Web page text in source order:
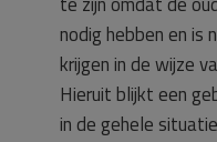
nodig hebben en is
krijgen in de wijze
Hieruit blijkt een
in de gehele